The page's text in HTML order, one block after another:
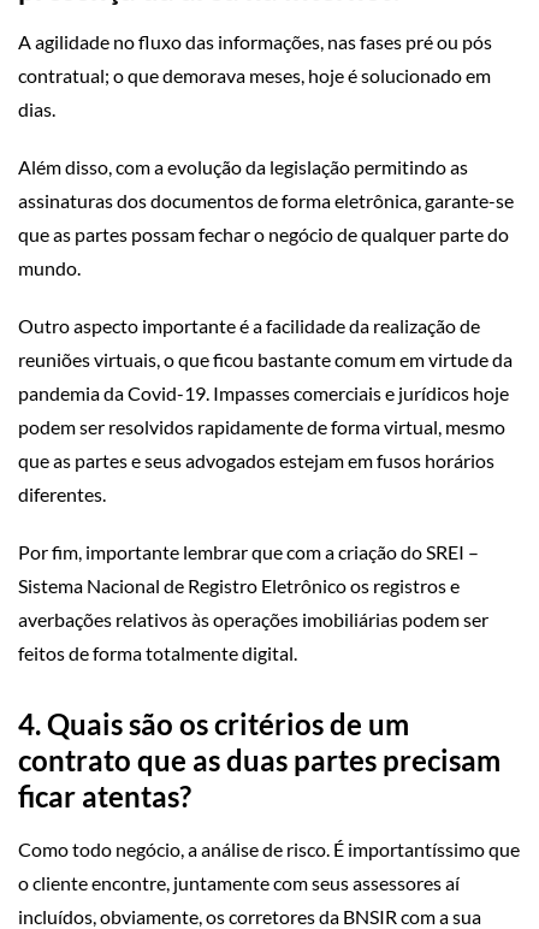
A agilidade no fluxo das informações, nas fases pré ou pós
contratual; o que demorava meses, hoje é solucionado em
dias.
Além disso, com a evolução da legislação permitindo as
assinaturas dos documentos de forma eletrônica, garante-se
que as partes possam fechar o negócio de qualquer parte do
mundo.
Outro aspecto importante é a facilidade da realização de
reuniões virtuais, o que ficou bastante comum em virtude da
pandemia da Covid-19. Impasses comerciais e jurídicos hoje
podem ser resolvidos rapidamente de forma virtual, mesmo
que as partes e seus advogados estejam em fusos horários
diferentes.
Por fim, importante lembrar que com a criação do SREI –
Sistema Nacional de Registro Eletrônico os registros e
averbações relativos às operações imobiliárias podem ser
feitos de forma totalmente digital.
4.Quais são os critérios de um
contrato que as duas partes precisam
ficar atentas?
Como todo negócio, a análise de risco. É importantíssimo que
o cliente encontre, juntamente com seus assessores aí
incluídos, obviamente, os corretores da BNSIR com a sua